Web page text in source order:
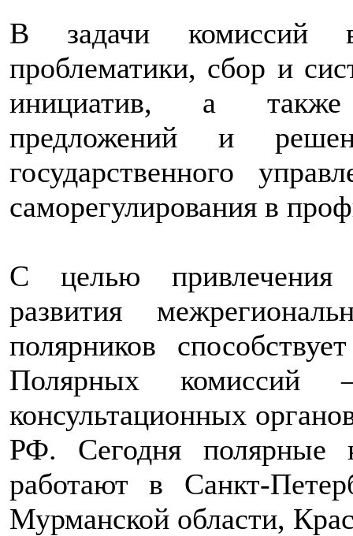
В задачи комиссий
проблематики, сбор и
инициатив, а также
предложений и
государственного
саморегулирования в
С целью привлечения
развития
полярников
Полярных комиссий
консультационных
РФ. Сегодня полярные
работают в Санкт-
Мурманской области,